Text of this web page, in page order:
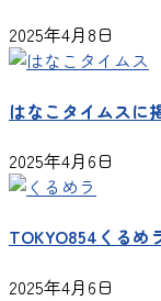
2025年4月8日
はなこタイムスに
2025年4月6日
TOKYO854くるめ
2025年4月6日